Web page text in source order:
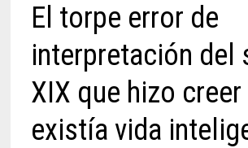
El torpe error de
interpretación del
XIX que hizo
existía vida